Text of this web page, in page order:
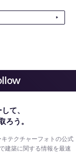
て、
ろう。
テクチャーフォトの公式
建築に関する情報を最速